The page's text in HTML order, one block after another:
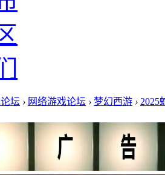
坛 › 网络游戏论坛 › 梦幻西游 › 2025